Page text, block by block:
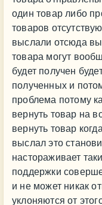
один товар либо
товаров
выслали отсюда
товара могут
будет получен
полученных и
проблема потому
вернуть товар на
вернуть товар
выслал это
настораживает
поддержки
и не может никак
уклоняются от